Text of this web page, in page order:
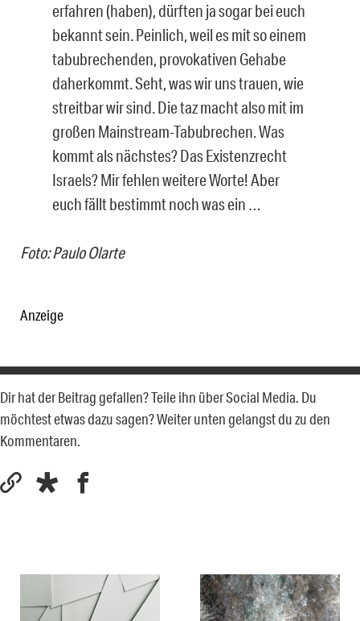
erfahren (haben), dürften ja sogar bei euch
bekannt sein. Peinlich, weil es mit so einem
tabubrechenden, provokativen Gehabe
daherkommt. Seht, was wir uns trauen, wie
streitbar wir sind. Die taz macht also mit im
großen Mainstream-Tabubrechen. Was
kommt als nächstes? Das Existenzrecht
Israels? Mir fehlen weitere Worte! Aber
euch fällt bestimmt noch was ein …
Foto: Paulo Olarte
Anzeige
Dir hat der Beitrag gefallen? Teile ihn über Social Media. Du
möchtest etwas dazu sagen? Weiter unten gelangst du zu den
Kommentaren.